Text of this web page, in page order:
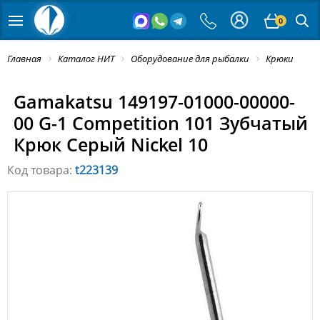
0
Главная Каталог НИТ Оборудование для рыбалки Крюки
Gamakatsu 149197-01000-00000-
00 G-1 Competition 101 Зубчатый
Крюк Серый Nickel 10
Код товара: t223139